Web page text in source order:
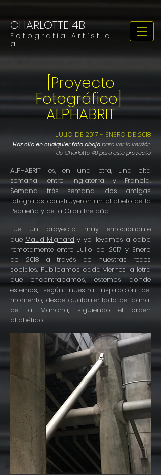
CHARLOTTE 4B
F o t o g r a f í a A r t í s t i c
a
[Proyecto
Fotográfico]
ALPHABRIT
JULIO DE 2017 - ENERO DE 2018
Haz clic en cualquier foto abajopara ver la versión
de Charlotte 4B para este proyecto
ALPHABRIT, es, en una letra, una cita
semanal entre Inglaterra y Francia.
Semana trás semana, dos amigas
fotógrafas construyeron un alfabeto de la
Pequeña y de la Gran Bretaña.
Fue un proyecto muy emocionante
que Maud Mignard y yo llevamos a cabo
remotamente entre Julio del 2017 y Enero
del 2018 a través de nuestras redes
sociales. Publicamos cada viernes la letra
que encontrabamos, estemos donde
estemos, según nuestra inspiración del
momento, desde cualquier lado del canal
de la Mancha, siguiendo el orden
alfabético.